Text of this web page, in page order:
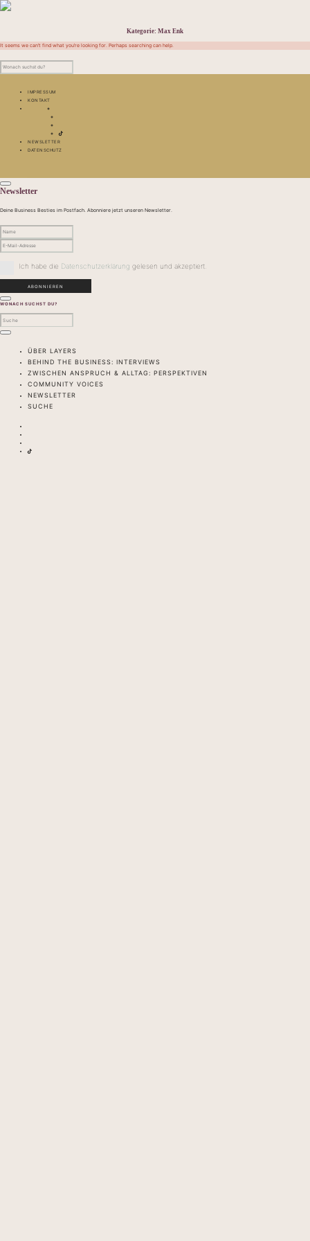
Kategorie: Max Enk
It seems we can’t find what you’re looking for. Perhaps searching can help.
IMPRESSUM
KONTAKT
NEWSLETTER
DATENSCHUTZ
Newsletter
Deine Business Besties im Postfach. Abonniere jetzt unseren Newsletter.
Ich habe die Datenschutzerklärung gelesen und akzeptiert.
WONACH SUCHST DU?
ÜBER LAYERS
BEHIND THE BUSINESS: INTERVIEWS
ZWISCHEN ANSPRUCH & ALLTAG: PERSPEKTIVEN
COMMUNITY VOICES
NEWSLETTER
SUCHE